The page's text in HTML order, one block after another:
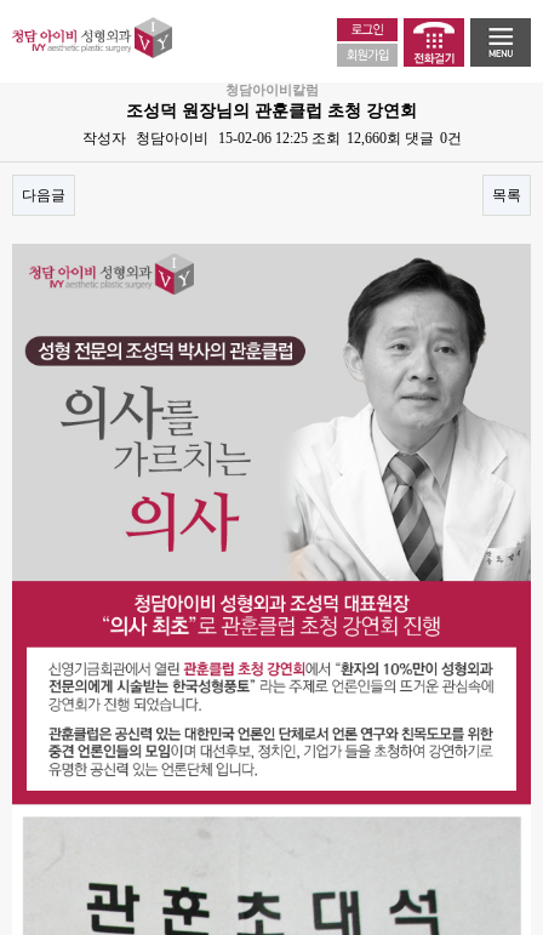
청담아이비칼럼
조성덕 원장님의 관훈클럽 초청 강연회
작성자 청담아이비 15-02-06 12:25조회 12,660회 댓글 0건
다음글 목록